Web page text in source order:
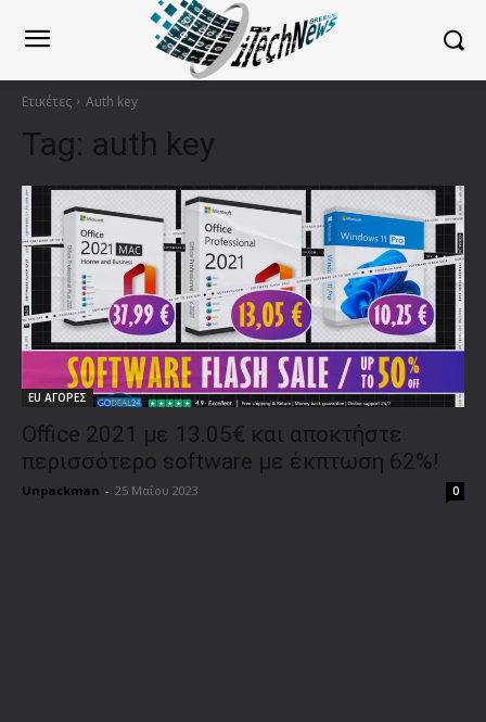
Ετικέτες Auth key
Tag: auth key
EU ΑΓΟΡΕΣ
Office 2021 με 13.05€ και αποκτήστε
περισσότερο software με έκπτωση 62%!
Unpackman - 25 Μαΐου 2023 0